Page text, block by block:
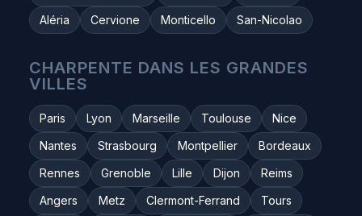
Aléria
Cervione Monticello San-Nicolao
CHARPENTE DANS LES GRANDES
VILLES
Paris Lyon Marseille Toulouse
Nice
Nantes
Strasbourg Montpellier
Bordeaux
Rennes
Grenoble Lille Dijon
Reims
Angers
Metz Clermont-Ferrand
Tours